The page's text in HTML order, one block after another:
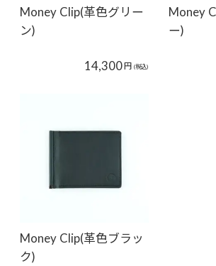
Money Clip(革色グリー
ン)
14,300円 (税込)
Money
ー)
Money Clip(革色ブラッ
ク)